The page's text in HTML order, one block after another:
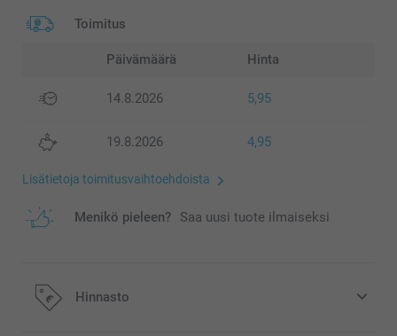
Toimitus
Päivämäärä Hinta
14.8.2026 5,95
19.8.2026 4,95
Lisätietoja toimitusvaihtoehdoista
Menikö pieleen? Saa uusi tuote ilmaiseksi
Hinnasto